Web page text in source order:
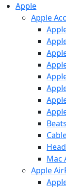
Apple
Apple
Beats
Mac
Apple